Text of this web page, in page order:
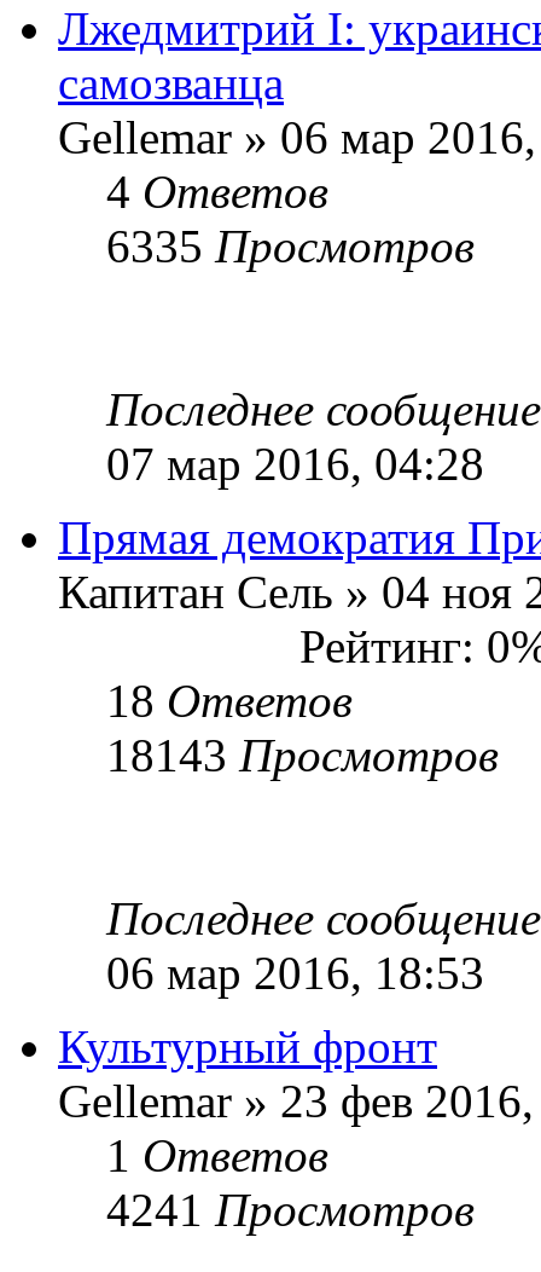
Лжедмитрий I:
самозванца
Gellemar » 06 мар
4 Ответов
6335 Просмотров
Последнее
07 мар 2016, 04:28
Прямая демократия
Капитан Сель » 04 ноя
Рейтинг:
18 Ответов
18143 Просмотров
Последнее
06 мар 2016, 18:53
Культурный фронт
Gellemar » 23 фев
1 Ответов
4241 Просмотров